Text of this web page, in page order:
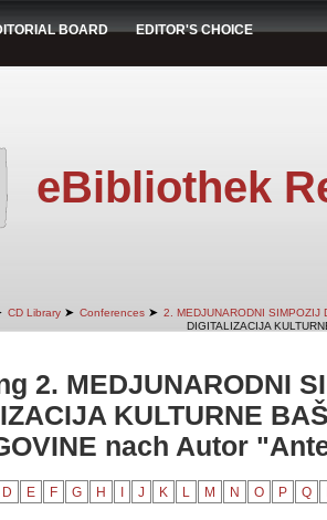
BOARD EDITOR'S CHOICE
eBibliothek
CD Library ➤ Conferences ➤ 2. MEDJUNARODNI SIMPOZIJ
DIGITALIZACIJA
2. MEDJUNARODNI
KULTURNE
nach Autor
D E F G H J K L M N O P Q